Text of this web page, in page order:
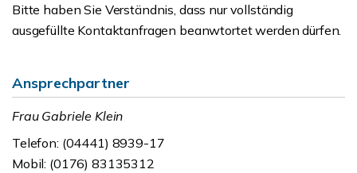
Bitte haben Sie Verständnis, dass nur vollständig
ausgefüllte Kontaktanfragen beanwtortet werden dürfen.
Ansprechpartner
Frau Gabriele Klein
Telefon: (04441) 8939-17
Mobil: (0176) 83135312